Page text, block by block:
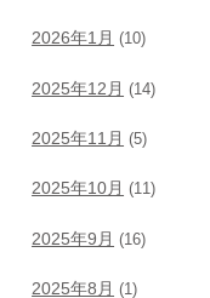
2026年1月 (10)
2025年12月 (14)
2025年11月 (5)
2025年10月 (11)
2025年9月 (16)
2025年8月 (1)